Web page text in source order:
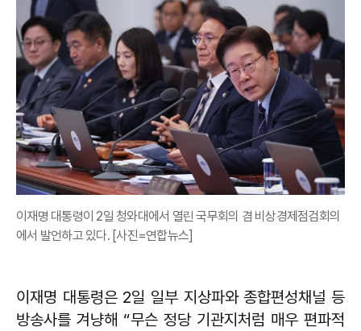
이재명 대통령이 2일 청와대에서 열린 국무회의 겸 비상경제점검회의
에서 발언하고 있다. [사진=연합뉴스]
이재명 대통령은 2일 일부 지상파와 종합편성채널 등
방송사를 겨냥해 “무슨 정당 기관지처럼 매우 편파적